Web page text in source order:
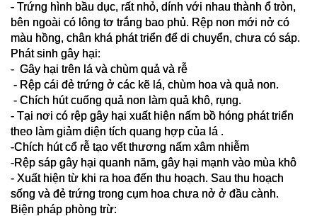
- Trứng hình bầu dục, rất nhỏ, dính với nhau thành ổ tròn,
bên ngoài có lông tơ trắng bao phủ. Rệp non mới nở có
màu hồng, chân khá phát triển để di chuyển, chưa có sáp.
Phát sinh gây hại:
-  Gây hại trên lá và chùm quả và rễ
- Rệp cái đẻ trứng ở các kẽ lá, chùm hoa và quả non.
- Chích hút cuống quả non làm quả khô, rụng.
- Tại nơi có rệp gây hại xuất hiện nấm bồ hóng phát triển
theo làm giảm diện tích quang hợp của lá .
-Chích hút cổ rễ tạo vết thương nấm xâm nhiễm
-Rệp sáp gây hại quanh năm, gây hại mạnh vào mùa khô
- Xuất hiện từ khi ra hoa đến thu hoạch. Sau thu hoạch
sống và đẻ trứng trong cụm hoa chưa nở ở đầu cành.
Biện pháp phòng trừ: